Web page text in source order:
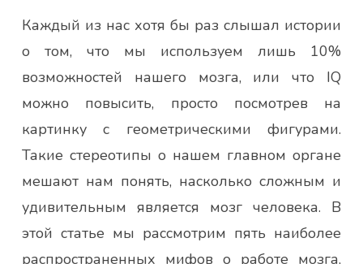
Каждый из нас хотя бы раз слышал истории
о том, что мы используем лишь 10%
возможностей нашего мозга, или что IQ
можно повысить, просто посмотрев на
картинку с геометрическими фигурами.
Такие стереотипы о нашем главном органе
мешают нам понять, насколько сложным и
удивительным является мозг человека. В
этой статье мы рассмотрим пять наиболее
распространенных мифов о работе мозга,